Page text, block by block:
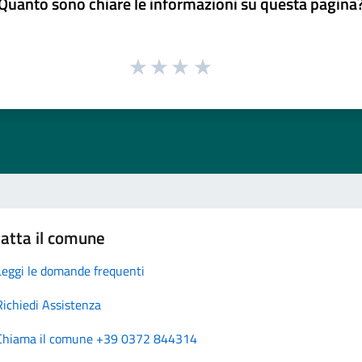
il comune
le domande frequenti
Assistenza
il comune +39 0372 844314